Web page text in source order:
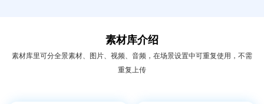
素材库介绍
素材库里可分全景素材、图片、视频、音频，在场景设置中可重复使用，不需
重复上传